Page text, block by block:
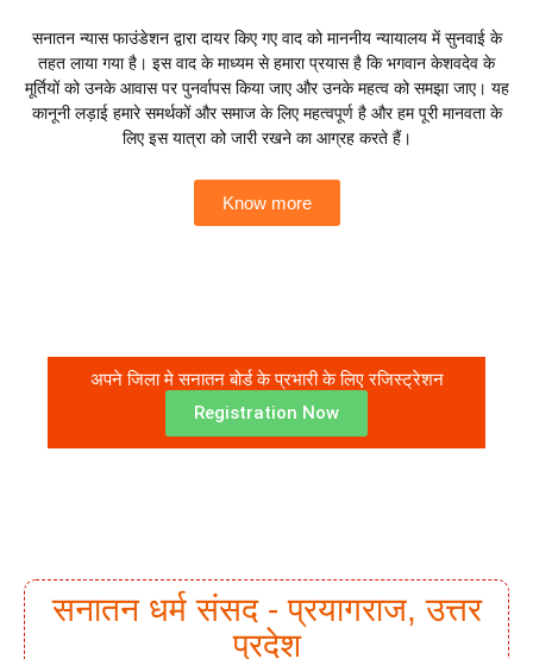
सनातन न्यास फाउंडेशन द्वारा दायर किए गए वाद को माननीय न्यायालय में सुनवाई के
तहत लाया गया है। इस वाद के माध्यम से हमारा प्रयास है कि भगवान केशवदेव के
मूर्तियों को उनके आवास पर पुनर्वापस किया जाए और उनके महत्व को समझा जाए। यह
कानूनी लड़ाई हमारे समर्थकों और समाज के लिए महत्वपूर्ण है और हम पूरी मानवता के
लिए इस यात्रा को जारी रखने का आग्रह करते हैं।
Know more
अपने जिला मे सनातन बोर्ड के प्रभारी के लिए रजिस्ट्रेशन
Registration Now
सनातन धर्म संसद - प्रयागराज, उत्तर
प्रदेश